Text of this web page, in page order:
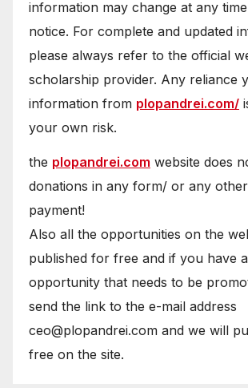
information may change at any
notice. For complete and updated
please always refer to the official
scholarship provider. Any reliance
information from plopandrei.com/
your own risk.
the plopandrei.com website does
donations in any form/ or any
payment!
Also all the opportunities on the
published for free and if you have
opportunity that needs to be
send the link to the e-mail address
ceo@plopandrei.com and we will
free on the site.